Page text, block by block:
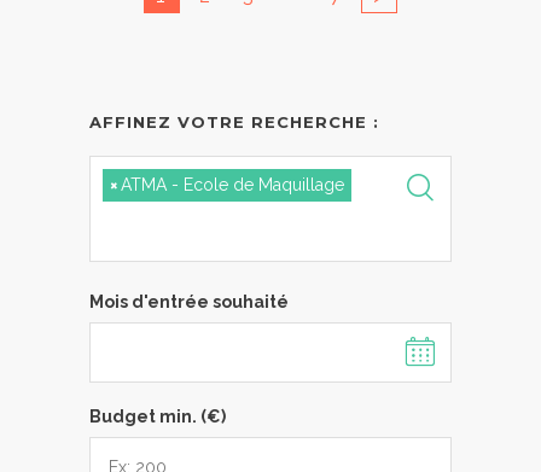
AFFINEZ VOTRE RECHERCHE :
×ATMA - Ecole de Maquillage
Mois d'entrée souhaité
Budget min. (€)